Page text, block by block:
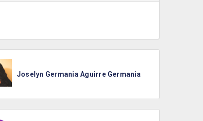
Joselyn Germania Aguirre Germania